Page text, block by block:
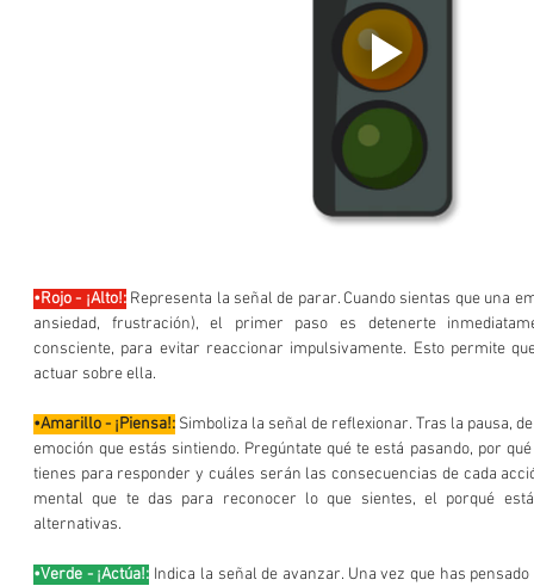
•Rojo - ¡Alto!: Representa la señal de parar. Cuando sientas que una
ansiedad, frustración), el primer paso es detenerte
consciente, para evitar reaccionar impulsivamente. Esto permite
actuar sobre ella.
•Amarillo - ¡Piensa!: Simboliza la señal de reflexionar. Tras la pausa,
emoción que estás sintiendo. Pregúntate qué te está pasando, por
tienes para responder y cuáles serán las consecuencias de cada
mental que te das para reconocer lo que sientes, el porqué
alternativas.
•Verde - ¡Actúa!: Indica la señal de avanzar. Una vez que has